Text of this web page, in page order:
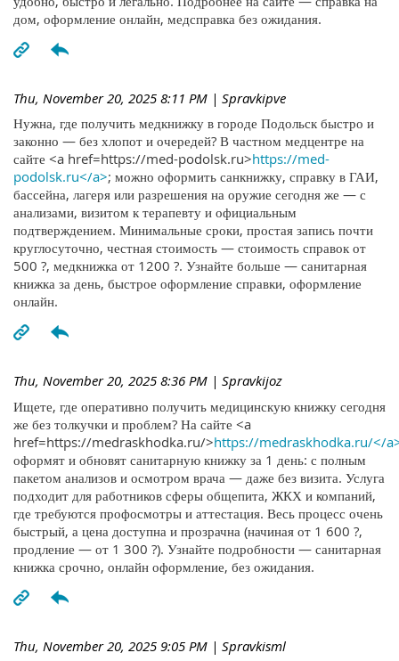
дом, оформление онлайн, медсправка без ожидания.
Thu, November 20, 2025 8:11 PM | Spravkipve
Нужна, где получить медкнижку в городе Подольск быстро и
законно — без хлопот и очередей? В частном медцентре на
сайте <a href=https://med-podolsk.ru>https://med-
podolsk.ru</a>; можно оформить санкнижку, справку в ГАИ,
бассейна, лагеря или разрешения на оружие сегодня же — с
анализами, визитом к терапевту и официальным
подтверждением. Минимальные сроки, простая запись почти
круглосуточно, честная стоимость — стоимость справок от
500 ?, медкнижка от 1200 ?. Узнайте больше — санитарная
книжка за день, быстрое оформление справки, оформление
онлайн.
Thu, November 20, 2025 8:36 PM | Spravkijoz
Ищете, где оперативно получить медицинскую книжку сегодня
же без толкучки и проблем? На сайте <a
href=https://medraskhodka.ru/>https://medraskhodka.ru/</
оформят и обновят санитарную книжку за 1 день: с полным
пакетом анализов и осмотром врача — даже без визита. Услуга
подходит для работников сферы общепита, ЖКХ и компаний,
где требуются профосмотры и аттестация. Весь процесс очень
быстрый, а цена доступна и прозрачна (начиная от 1 600 ?,
продление — от 1 300 ?). Узнайте подробности — санитарная
книжка срочно, онлайн оформление, без ожидания.
Thu, November 20, 2025 9:05 PM | Spravkisml